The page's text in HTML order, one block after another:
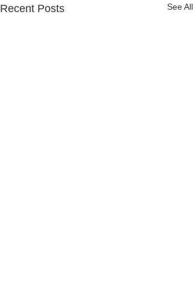
Recent Posts See All